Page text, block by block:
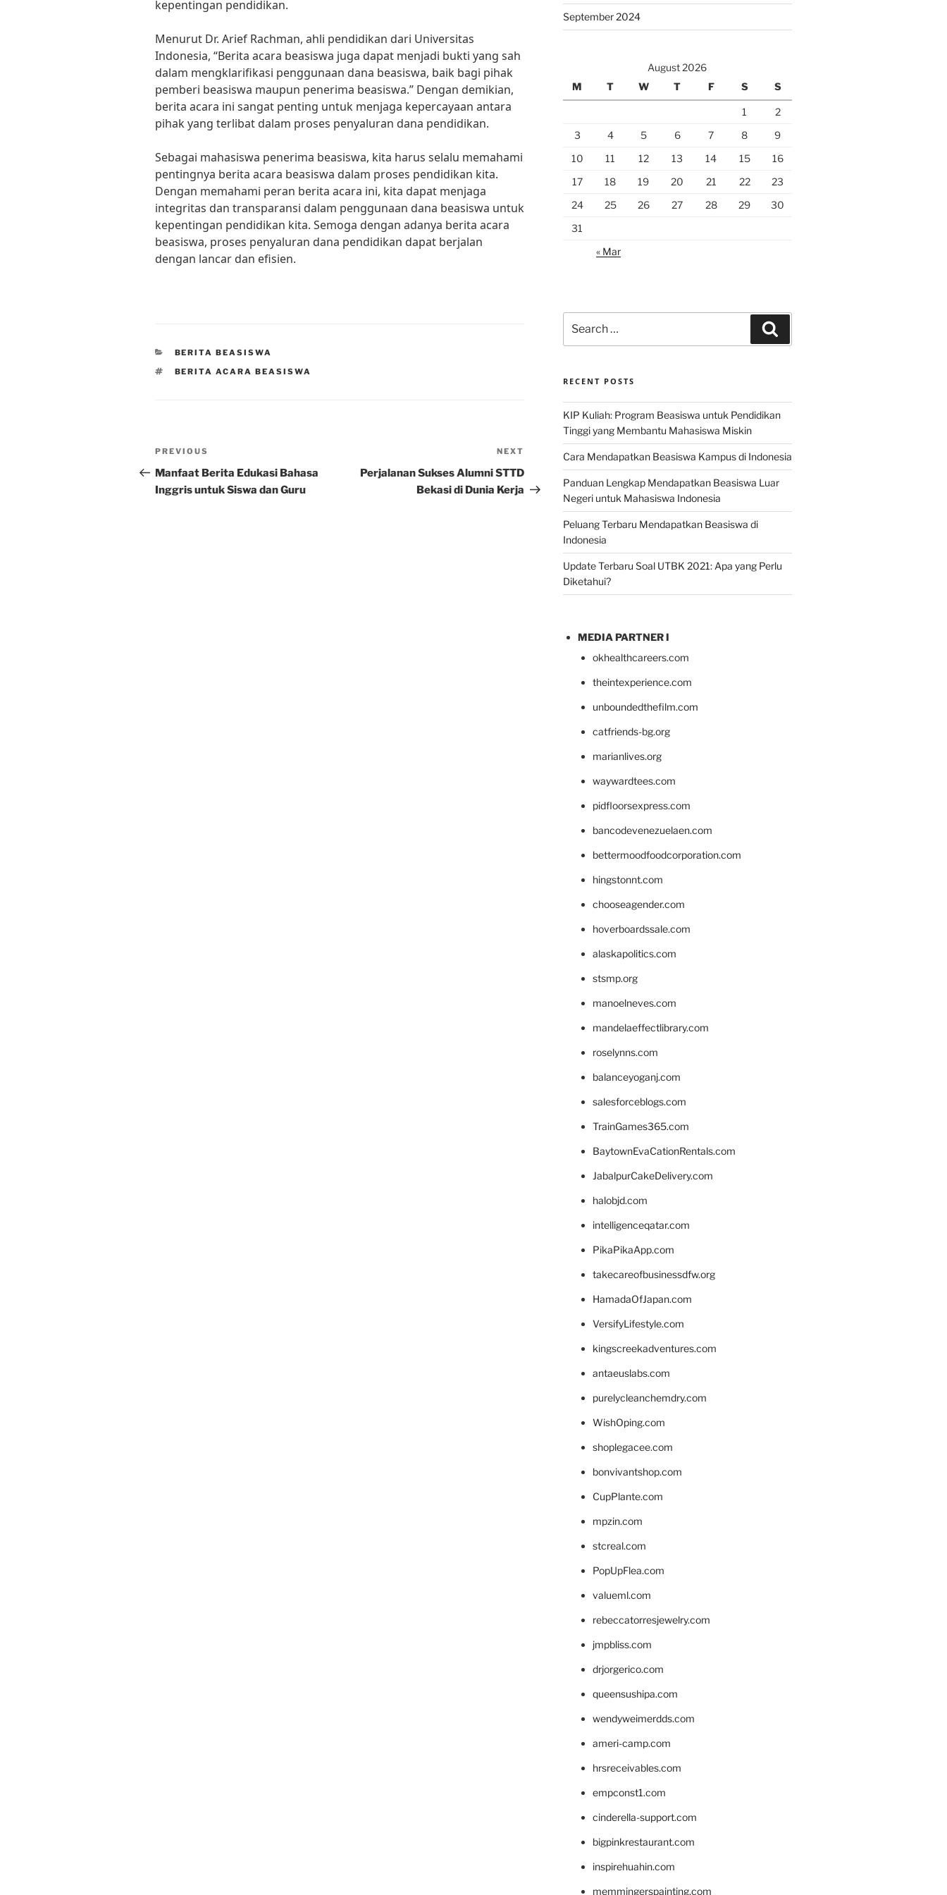
kepentingan pendidikan.
Menurut Dr. Arief Rachman, ahli pendidikan dari Universitas
Indonesia, “Berita acara beasiswa juga dapat menjadi bukti yang sah
dalam mengklarifikasi penggunaan dana beasiswa, baik bagi pihak
pemberi beasiswa maupun penerima beasiswa.” Dengan demikian,
berita acara ini sangat penting untuk menjaga kepercayaan antara
pihak yang terlibat dalam proses penyaluran dana pendidikan.
Sebagai mahasiswa penerima beasiswa, kita harus selalu memahami
pentingnya berita acara beasiswa dalam proses pendidikan kita.
Dengan memahami peran berita acara ini, kita dapat menjaga
integritas dan transparansi dalam penggunaan dana beasiswa untuk
kepentingan pendidikan kita. Semoga dengan adanya berita acara
beasiswa, proses penyaluran dana pendidikan dapat berjalan
dengan lancar dan efisien.
CATEGORIES
BERITA BEASISWA
TAGS
BERITA ACARA BEASISWA
Post
navigation
Previous
Post
PREVIOUS
Manfaat Berita Edukasi Bahasa
Inggris untuk Siswa dan Guru
Post
NEXT
Perjalanan Sukses Alumni STTD
Bekasi di Dunia Kerja
September 2024
August 2026
M
T W T F S S
1
2
3
4 5 6 7 8
9
10
11 12 13 14 15
16
17
18 19 20 21 22
23
24
25 26 27 28 29
30
31
« Mar
for:
RECENT POSTS
KIP Kuliah: Program Beasiswa untuk Pendidikan
Tinggi yang Membantu Mahasiswa Miskin
Cara Mendapatkan Beasiswa Kampus di Indonesia
Panduan Lengkap Mendapatkan Beasiswa Luar
Negeri untuk Mahasiswa Indonesia
Peluang Terbaru Mendapatkan Beasiswa di
Indonesia
Update Terbaru Soal UTBK 2021: Apa yang Perlu
Diketahui?
MEDIA PARTNER I
okhealthcareers.com
theintexperience.com
unboundedthefilm.com
catfriends-bg.org
marianlives.org
waywardtees.com
pidfloorsexpress.com
bancodevenezuelaen.com
bettermoodfoodcorporation.com
hingstonnt.com
chooseagender.com
hoverboardssale.com
alaskapolitics.com
stsmp.org
manoelneves.com
mandelaeffectlibrary.com
roselynns.com
balanceyoganj.com
salesforceblogs.com
TrainGames365.com
BaytownEvaCationRentals.com
JabalpurCakeDelivery.com
halobjd.com
intelligenceqatar.com
PikaPikaApp.com
takecareofbusinessdfw.org
HamadaOfJapan.com
VersifyLifestyle.com
kingscreekadventures.com
antaeuslabs.com
purelycleanchemdry.com
WishOping.com
shoplegacee.com
bonvivantshop.com
CupPlante.com
mpzin.com
stcreal.com
PopUpFlea.com
valueml.com
rebeccatorresjewelry.com
jmpbliss.com
drjorgerico.com
queensushipa.com
wendyweimerdds.com
ameri-camp.com
hrsreceivables.com
empconst1.com
cinderella-support.com
bigpinkrestaurant.com
inspirehuahin.com
memmingerspainting.com